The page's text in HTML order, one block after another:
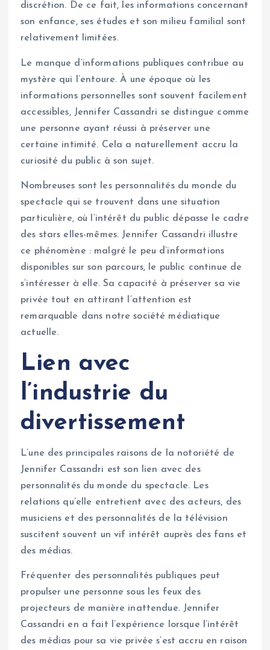
discrétion. De ce fait, les informations concernant
son enfance, ses études et son milieu familial sont
relativement limitées.
Le manque d’informations publiques contribue au
mystère qui l’entoure. À une époque où les
informations personnelles sont souvent facilement
accessibles, Jennifer Cassandri se distingue comme
une personne ayant réussi à préserver une
certaine intimité. Cela a naturellement accru la
curiosité du public à son sujet.
Nombreuses sont les personnalités du monde du
spectacle qui se trouvent dans une situation
particulière, où l’intérêt du public dépasse le cadre
des stars elles-mêmes. Jennifer Cassandri illustre
ce phénomène : malgré le peu d’informations
disponibles sur son parcours, le public continue de
s’intéresser à elle. Sa capacité à préserver sa vie
privée tout en attirant l’attention est
remarquable dans notre société médiatique
actuelle.
Lien avec
l’industrie du
divertissement
L’une des principales raisons de la notoriété de
Jennifer Cassandri est son lien avec des
personnalités du monde du spectacle. Les
relations qu’elle entretient avec des acteurs, des
musiciens et des personnalités de la télévision
suscitent souvent un vif intérêt auprès des fans et
des médias.
Fréquenter des personnalités publiques peut
propulser une personne sous les feux des
projecteurs de manière inattendue. Jennifer
Cassandri en a fait l’expérience lorsque l’intérêt
des médias pour sa vie privée s’est accru en raison